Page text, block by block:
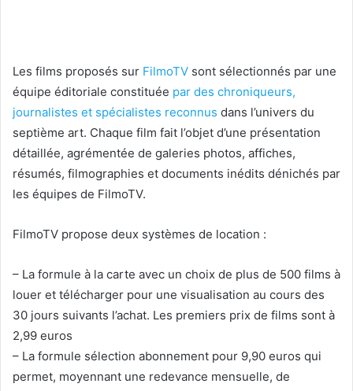
Les films proposés sur FilmoTV sont sélectionnés par une
équipe éditoriale constituée par des chroniqueurs,
journalistes et spécialistes reconnus dans l’univers du
septième art. Chaque film fait l’objet d’une présentation
détaillée, agrémentée de galeries photos, affiches,
résumés, filmographies et documents inédits dénichés par
les équipes de FilmoTV.
FilmoTV propose deux systèmes de location :
– La formule à la carte avec un choix de plus de 500 films à
louer et télécharger pour une visualisation au cours des
30 jours suivants l’achat. Les premiers prix de films sont à
2,99 euros
– La formule sélection abonnement pour 9,90 euros qui
permet, moyennant une redevance mensuelle, de